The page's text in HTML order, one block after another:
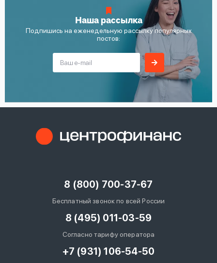
Наша рассылка
Подпишись на еженедельную рассылку популярных
постов:
8 (800) 700-37-67
Бесплатный звонок по всей России
8 (495) 011-03-59
Согласно тарифу оператора
+7 (931) 106-54-50